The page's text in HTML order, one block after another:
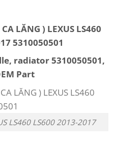
LĂNG ) LEXUS LS460
5310050501
radiator 5310050501,
Part
LS460 LS600 2013-2017